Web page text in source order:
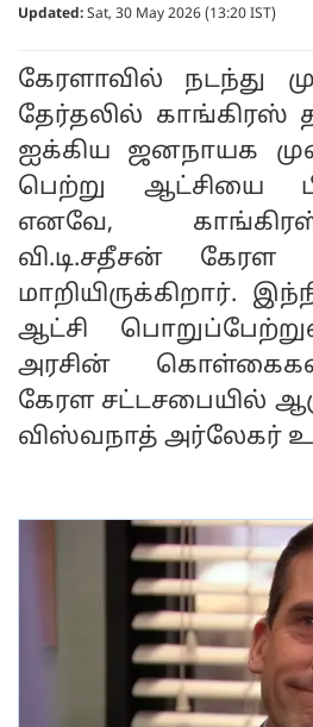
Updated: Sat, 30 May 2026 (13:20 IST)
கேரளாவில் நடந்து
தேர்தலில்
ஐக்கிய ஜனநாயக
பெற்று ஆட்சியை
எனவே,
வி.டி.சதீசன் கேரள
மாறியிருக்கிறார்.
ஆட்சி
அரசின்
கேரள சட்டசபையில்
விஸ்வநாத் அர்லேகர்